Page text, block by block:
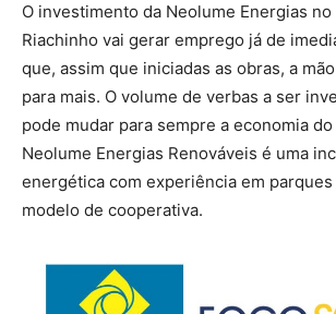
O investimento da Neolume Energias
Riachinho vai gerar emprego já de
que, assim que iniciadas as obras, a
para mais. O volume de verbas a ser
pode mudar para sempre a economia
Neolume Energias Renováveis é uma
energética com experiência em
modelo de cooperativa.